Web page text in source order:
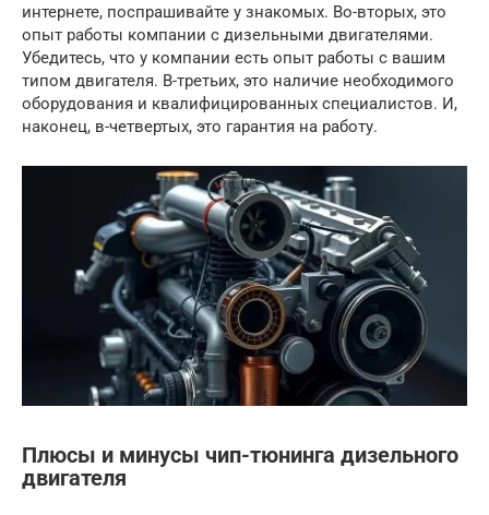
интернете, поспрашивайте у знакомых. Во-вторых, это
опыт работы компании с дизельными двигателями.
Убедитесь, что у компании есть опыт работы с вашим
типом двигателя. В-третьих, это наличие необходимого
оборудования и квалифицированных специалистов. И,
наконец, в-четвертых, это гарантия на работу.
Плюсы и минусы чип-тюнинга дизельного
двигателя